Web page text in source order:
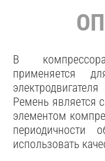
В
применяется
Ремень
элементом
периодичности
использовать